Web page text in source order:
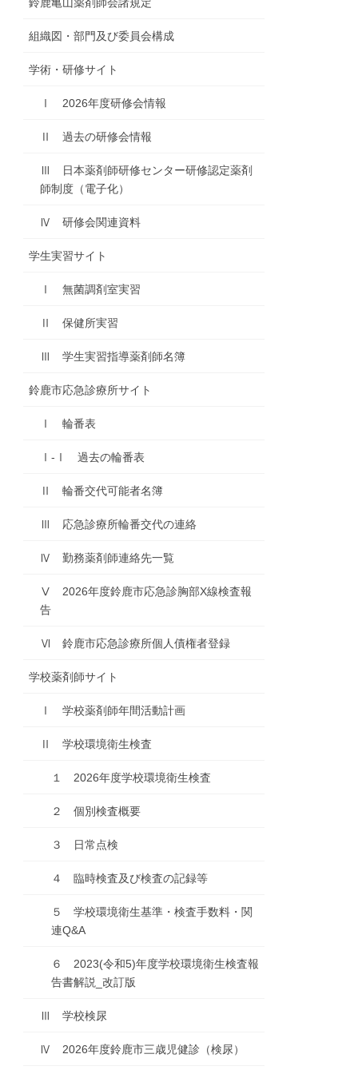
組織図・部門及び委員会構成
学術・研修サイト
Ⅰ 2026年度研修会情報
Ⅱ 過去の研修会情報
Ⅲ 日本薬剤師研修センター研修認定薬剤
師制度（電子化）
Ⅳ 研修会関連資料
学生実習サイト
Ⅰ 無菌調剤室実習
Ⅱ 保健所実習
Ⅲ 学生実習指導薬剤師名簿
鈴鹿市応急診療所サイト
Ⅰ 輪番表
Ⅰ-Ⅰ 過去の輪番表
Ⅱ 輪番交代可能者名簿
Ⅲ 応急診療所輪番交代の連絡
Ⅳ 勤務薬剤師連絡先一覧
Ⅴ 2026年度鈴鹿市応急診胸部X線検査報
告
Ⅵ 鈴鹿市応急診療所個人債権者登録
学校薬剤師サイト
Ⅰ 学校薬剤師年間活動計画
Ⅱ 学校環境衛生検査
１ 2026年度学校環境衛生検査
２ 個別検査概要
３ 日常点検
４ 臨時検査及び検査の記録等
５ 学校環境衛生基準・検査手数料・関
連Q&A
６ 2023(令和5)年度学校環境衛生検査報
告書解説_改訂版
Ⅲ 学校検尿
Ⅳ 2026年度鈴鹿市三歳児健診（検尿）